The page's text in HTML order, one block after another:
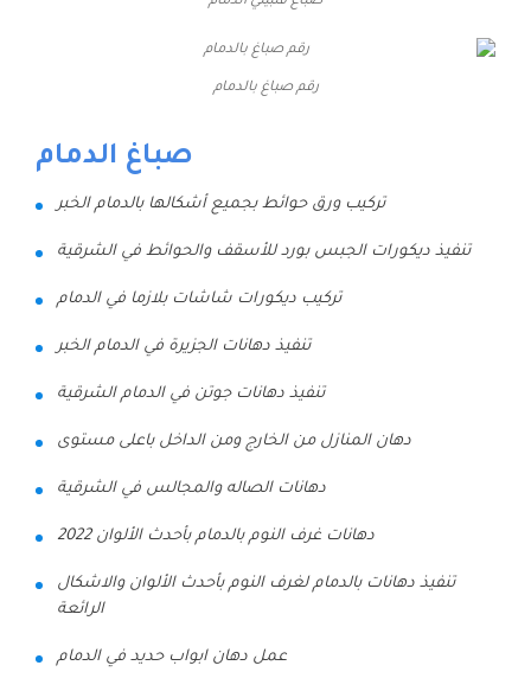
رقم صباغ بالدمام
صباغ الدمام
تركيب ورق حوائط بجميع أشكالها بالدمام الخبر
تنفيذ ديكورات الجبس بورد للأسقف والحوائط في الشرقية
تركيب ديكورات شاشات بلازما في الدمام
تنفيذ دهانات الجزيرة في الدمام الخبر
تنفيذ دهانات جوتن في الدمام الشرقية
دهان المنازل من الخارج ومن الداخل باعلى مستوى
دهانات الصاله والمجالس في الشرقية
دهانات غرف النوم بالدمام بأحدث الألوان 2022
تنفيذ دهانات بالدمام لغرف النوم بأحدث الألوان والاشكال
الرائعة
عمل دهان ابواب حديد في الدمام